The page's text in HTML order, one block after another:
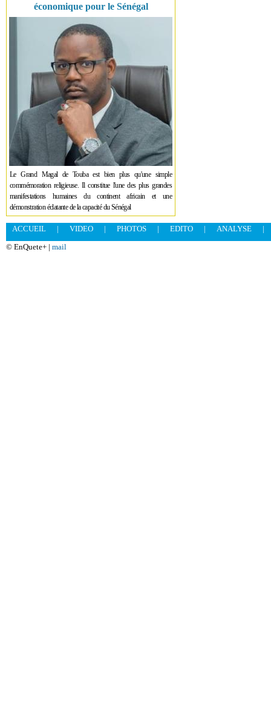
économique pour le Sénégal
Le Grand Magal de Touba est bien plus qu'une simple
commémoration religieuse. Il constitue l'une des plus grandes
manifestations humaines du continent africain et une
démonstration éclatante de la capacité du Sénégal
ACCUEIL | VIDEO | PHOTOS | EDITO | ANALYSE
|
© EnQuete+ | mail